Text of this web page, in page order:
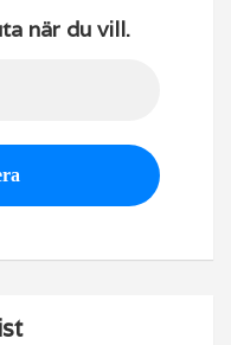
när du vill.